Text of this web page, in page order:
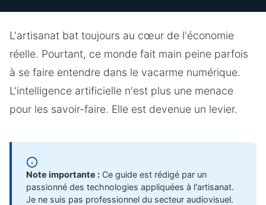
L'artisanat bat toujours au cœur de l'économie
réelle. Pourtant, ce monde fait main peine parfois
à se faire entendre dans le vacarme numérique.
L'intelligence artificielle n'est plus une menace
pour les savoir-faire. Elle est devenue un levier.
Note importante : Ce guide est rédigé par un
passionné des technologies appliquées à l'artisanat.
Je ne suis pas professionnel du secteur audiovisuel.